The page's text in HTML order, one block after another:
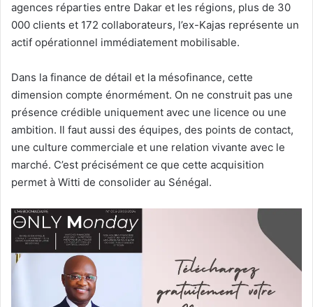
agences réparties entre Dakar et les régions, plus de 30
000 clients et 172 collaborateurs, l’ex-Kajas représente un
actif opérationnel immédiatement mobilisable.
Dans la finance de détail et la mésofinance, cette
dimension compte énormément. On ne construit pas une
présence crédible uniquement avec une licence ou une
ambition. Il faut aussi des équipes, des points de contact,
une culture commerciale et une relation vivante avec le
marché. C’est précisément ce que cette acquisition
permet à Witti de consolider au Sénégal.